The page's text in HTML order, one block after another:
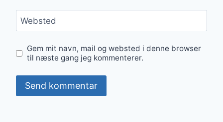
Websted
Gem mit navn, mail og websted i denne browser
til næste gang jeg kommenterer.